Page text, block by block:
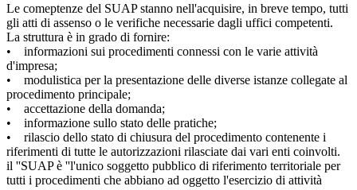
Le comeptenze del SUAP stanno nell'acquisire, in breve tempo, tutti
gli atti di assenso o le verifiche necessarie dagli uffici competenti.
La struttura è in grado di fornire:
• informazioni sui procedimenti connessi con le varie attività
d'impresa;
• modulistica per la presentazione delle diverse istanze collegate al
procedimento principale;
• accettazione della domanda;
• informazione sullo stato delle pratiche;
• rilascio dello stato di chiusura del procedimento contenente i
riferimenti di tutte le autorizzazioni rilasciate dai vari enti coinvolti.
il ''SUAP è ''l'unico soggetto pubblico di riferimento territoriale per
tutti i procedimenti che abbiano ad oggetto l'esercizio di attività